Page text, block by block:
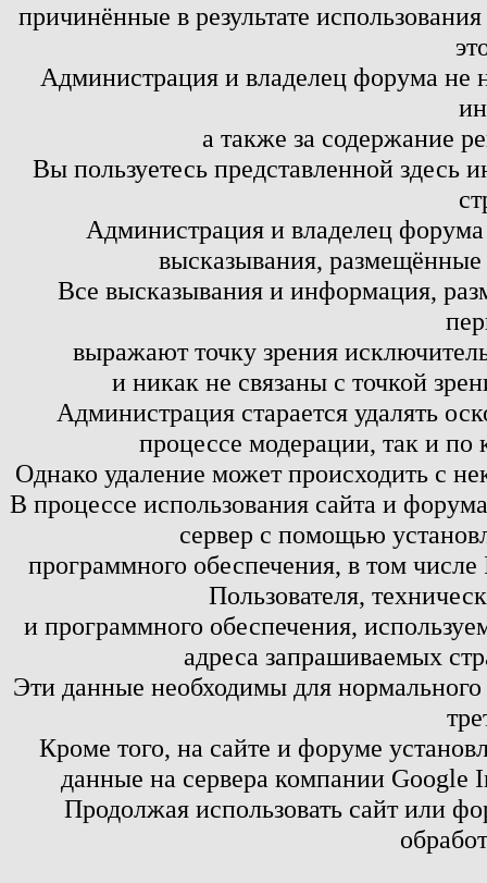
причинённые в результате
Администрация и владелец форума не
а также за содержание
Вы пользуетесь представленной здесь
Администрация и владелец
высказывания,
Все высказывания и информация,
выражают точку зрения
и никак не связаны с точкой
Администрация старается удалять
процессе модерации, так и по
Однако удаление может происходить с
В процессе использования сайта и
сервер с помощью
программного обеспечения, в том
Пользователя,
и программного обеспечения,
адреса запрашиваемых
Эти данные необходимы для
Кроме того, на сайте и форуме
данные на сервера компании
Продолжая использовать сайт или